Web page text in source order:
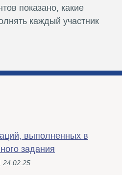
показано, какие
каждый участник
выполненных в
задания
24.02.25